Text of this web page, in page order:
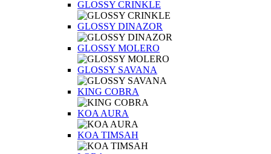
GLOSSY CRINKLE
GLOSSY DINAZOR
GLOSSY MOLERO
GLOSSY SAVANA
KING COBRA
KOA AURA
KOA TIMSAH